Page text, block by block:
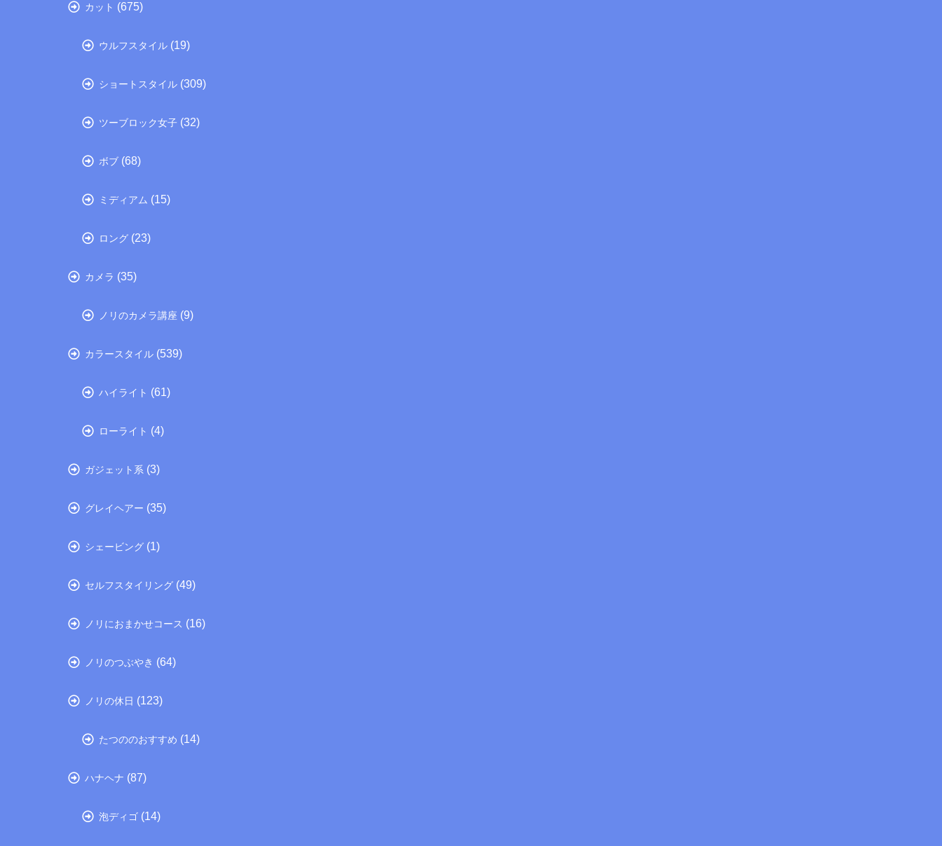
カット (675)
ウルフスタイル (19)
ショートスタイル (309)
ツーブロック女子 (32)
ボブ (68)
ミディアム (15)
ロング (23)
カメラ (35)
ノリのカメラ講座 (9)
カラースタイル (539)
ハイライト (61)
ローライト (4)
ガジェット系 (3)
グレイヘアー (35)
シェービング (1)
セルフスタイリング (49)
ノリにおまかせコース (16)
ノリのつぶやき (64)
ノリの休日 (123)
たつののおすすめ (14)
ハナヘナ (87)
泡ディゴ (14)